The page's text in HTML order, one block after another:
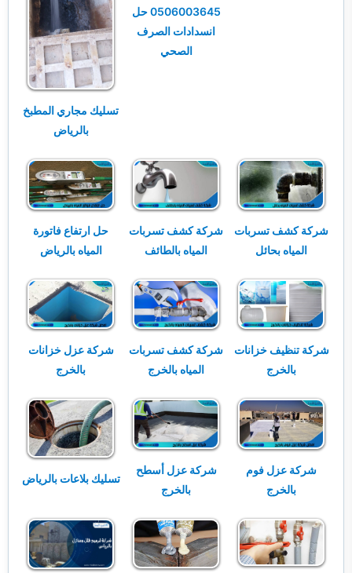
0506003645 حل
انسدادات الصرف
الصحي
تسليك مجاري المطبخ
بالرياض
شركة كشف تسربات
المياه بحائل
شركة كشف تسربات
المياه بالطائف
حل ارتفاع فاتورة
المياه بالرياض
شركة تنظيف خزانات
بالخرج
شركة كشف تسربات
المياه بالخرج
شركة عزل خزانات
بالخرج
شركة عزل فوم
بالخرج
شركة عزل أسطح
بالخرج
تسليك بلاعات بالرياض